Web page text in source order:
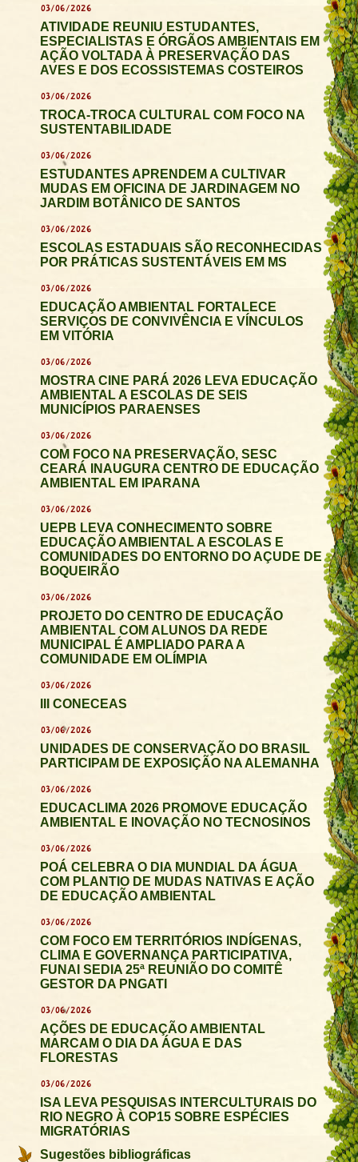
03/06/2026
ATIVIDADE REUNIU ESTUDANTES,
ESPECIALISTAS E ÓRGÃOS AMBIENTAIS EM
AÇÃO VOLTADA À PRESERVAÇÃO DAS
AVES E DOS ECOSSISTEMAS COSTEIROS
03/06/2026
TROCA-TROCA CULTURAL COM FOCO NA
SUSTENTABILIDADE
03/06/2026
ESTUDANTES APRENDEM A CULTIVAR
MUDAS EM OFICINA DE JARDINAGEM NO
JARDIM BOTÂNICO DE SANTOS
03/06/2026
ESCOLAS ESTADUAIS SÃO RECONHECIDAS
POR PRÁTICAS SUSTENTÁVEIS EM MS
03/06/2026
EDUCAÇÃO AMBIENTAL FORTALECE
SERVIÇOS DE CONVIVÊNCIA E VÍNCULOS
EM VITÓRIA
03/06/2026
MOSTRA CINE PARÁ 2026 LEVA EDUCAÇÃO
AMBIENTAL A ESCOLAS DE SEIS
MUNICÍPIOS PARAENSES
03/06/2026
COM FOCO NA PRESERVAÇÃO, SESC
CEARÁ INAUGURA CENTRO DE EDUCAÇÃO
AMBIENTAL EM IPARANA
03/06/2026
UEPB LEVA CONHECIMENTO SOBRE
EDUCAÇÃO AMBIENTAL A ESCOLAS E
COMUNIDADES DO ENTORNO DO AÇUDE DE
BOQUEIRÃO
03/06/2026
PROJETO DO CENTRO DE EDUCAÇÃO
AMBIENTAL COM ALUNOS DA REDE
MUNICIPAL É AMPLIADO PARA A
COMUNIDADE EM OLÍMPIA
03/06/2026
III CONECEAS
03/06/2026
UNIDADES DE CONSERVAÇÃO DO BRASIL
PARTICIPAM DE EXPOSIÇÃO NA ALEMANHA
03/06/2026
EDUCACLIMA 2026 PROMOVE EDUCAÇÃO
AMBIENTAL E INOVAÇÃO NO TECNOSINOS
03/06/2026
POÁ CELEBRA O DIA MUNDIAL DA ÁGUA
COM PLANTIO DE MUDAS NATIVAS E AÇÃO
DE EDUCAÇÃO AMBIENTAL
03/06/2026
COM FOCO EM TERRITÓRIOS INDÍGENAS,
CLIMA E GOVERNANÇA PARTICIPATIVA,
FUNAI SEDIA 25ª REUNIÃO DO COMITÊ
GESTOR DA PNGATI
03/06/2026
AÇÕES DE EDUCAÇÃO AMBIENTAL
MARCAM O DIA DA ÁGUA E DAS
FLORESTAS
03/06/2026
ISA LEVA PESQUISAS INTERCULTURAIS DO
RIO NEGRO À COP15 SOBRE ESPÉCIES
MIGRATÓRIAS
Sugestões bibliográficas